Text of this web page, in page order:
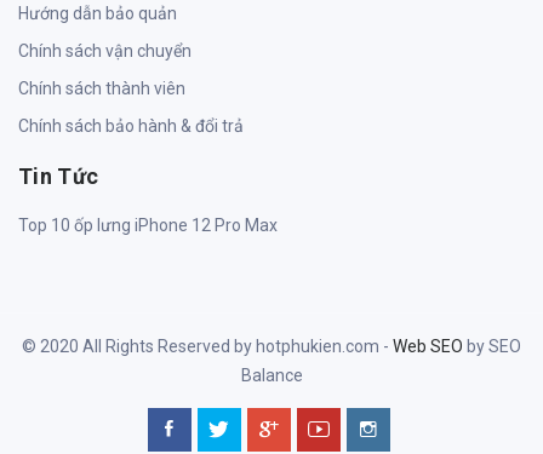
Hướng dẫn bảo quản
Chính sách vận chuyển
Chính sách thành viên
Chính sách bảo hành & đổi trả
Tin Tức
Top 10 ốp lưng iPhone 12 Pro Max
© 2020 All Rights Reserved by hotphukien.com - Web SEO by SEO
Balance